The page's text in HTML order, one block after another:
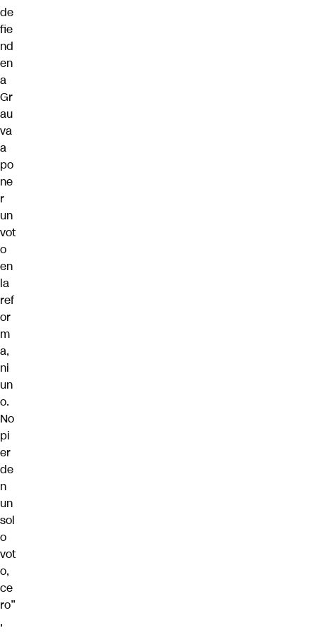
de
fie
nd
en
a
Gr
au
va
a
po
ne
r
un
vot
o
en
la
ref
or
m
a,
ni
un
o.
No
pi
er
de
n
un
sol
o
vot
o,
ce
ro”
,